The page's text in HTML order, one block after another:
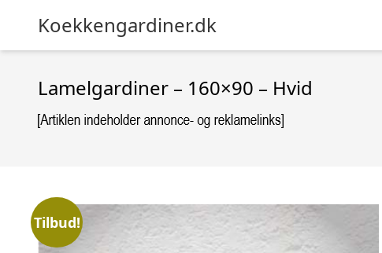
Koekkengardiner.dk
Lamelgardiner – 160×90 – Hvid
Tilbud!